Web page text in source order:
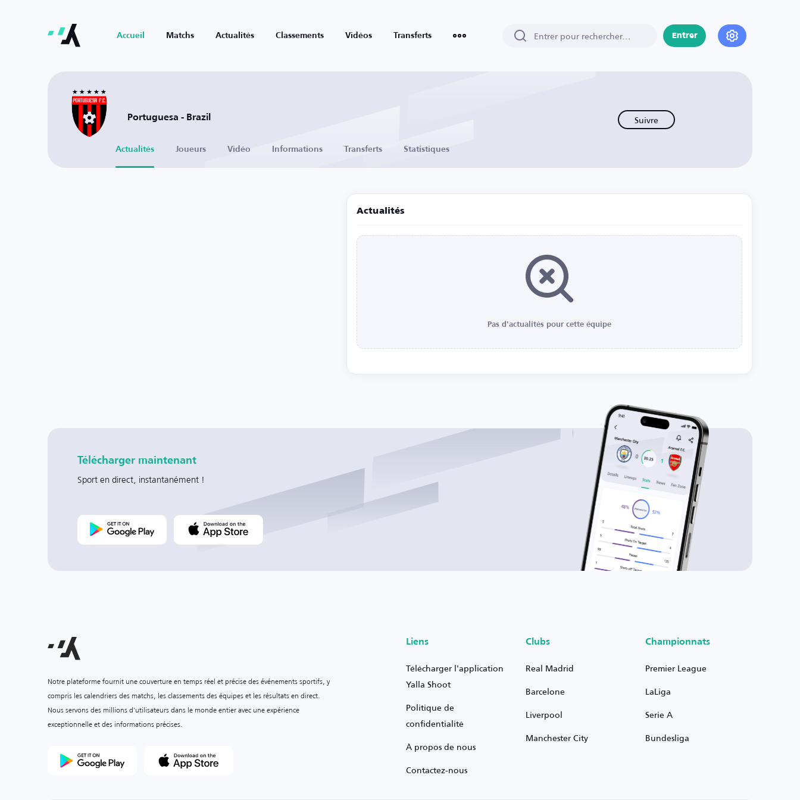
Accueil Matchs Actualités Classements Vidéos Transferts Entrer
Portuguesa - Brazil Suivre
Actualités Joueurs Vidéo Informations Transferts Statistiques
Actualités
Pas d'actualités pour cette équipe
Télécharger maintenant
Sport en direct, instantanément !
Notre plateforme fournit une couverture en temps réel et précise des événements sportifs, y
compris les calendriers des matchs, les classements des équipes et les résultats en direct.
Nous servons des millions d'utilisateurs dans le monde entier avec une expérience
exceptionnelle et des informations précises.
Liens
Télécharger l'application
Yalla Shoot
Politique de
confidentialité
À propos de nous
Contactez-nous
Clubs
Real Madrid
Barcelone
Liverpool
Manchester City
Championnats
Premier League
LaLiga
Serie A
Bundesliga